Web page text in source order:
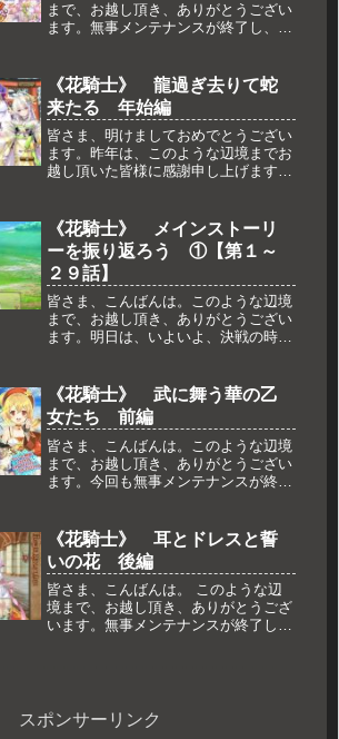
まで、お越し頂き、ありがとうござい
ます。無事メンテナンスが終了し、新
更が入っておりますね。その辺りも含
めて、今回もダラッとご紹介していき
た...
《花騎士》 龍過ぎ去りて蛇
来たる 年始編
皆さま、明けましておめでとうござい
ます。昨年は、このような辺境までお
越し頂いた皆様に感謝申し上げます。
します。さてお花も無事に年を越し、
イベント後半がスタートしておりま
す。...
《花騎士》 メインストーリ
ーを振り返ろう ①【第１～
２９話】
皆さま、こんばんは。このような辺境
まで、お越し頂き、ありがとうござい
ます。明日は、いよいよ、決戦の時で
私も、どうなるのかなー（メンテ的に
も）と、楽しみにしている団長の一人
で...
《花騎士》 武に舞う華の乙
女たち 前編
皆さま、こんばんは。このような辺境
まで、お越し頂き、ありがとうござい
ます。今回も無事メンテナンスが終了
ようで、不穏な空気しか感じられない
のですが、いったいどうなる事やら。
そ...
《花騎士》 耳とドレスと誓
いの花 後編
皆さま、こんばんは。 このような辺
境まで、お越し頂き、ありがとうござ
います。無事メンテナンスが終了し、
です...
スポンサーリンク